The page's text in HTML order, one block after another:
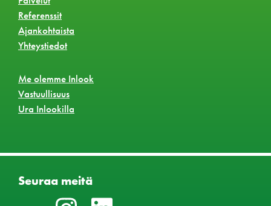
Referenssit
Ajankohtaista
Yhteystiedot
Me olemme Inlook
Vastuullisuus
Ura Inlookilla
Seuraa meitä